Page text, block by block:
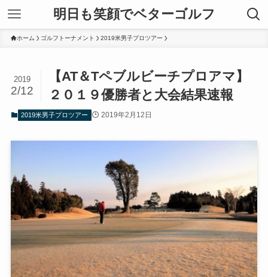
明日も笑顔でベターゴルフ
ホーム ゴルフトーナメント 2019米男子プロツアー
【AT＆Tペブルビーチプロアマ】
２０１９優勝者と大会結果速報
2019
2/12
2019米男子プロツアー 2019年2月12日